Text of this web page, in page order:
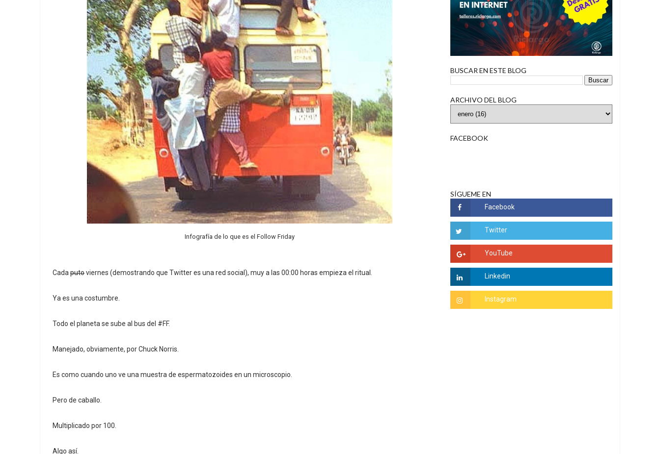
Infografía de lo que es el Follow Friday
Cada putoviernes (demostrando que Twitter es una red social), muy a las 00:00 horas empieza el ritual.
Ya es una costumbre.
Todo el planeta se sube al bus del #FF.
Manejado, obviamente, por Chuck Norris.
Es como cuando uno ve una muestra de espermatozoides en un microscopio.
Pero de caballo.
Multiplicado por 100.
Algo así.
BUSCAR EN ESTE BLOG
ARCHIVO DEL BLOG
FACEBOOK
SÍGUEME EN